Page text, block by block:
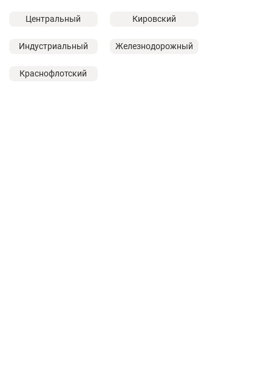
Центральный Кировский
Индустриальный Железнодорожный
Краснофлотский